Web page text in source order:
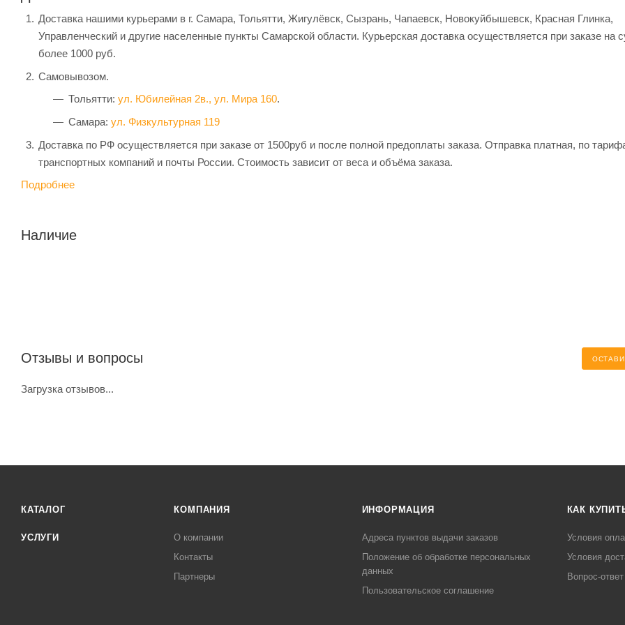
Доставка нашими курьерами в г. Самара, Тольятти, Жигулёвск, Сызрань, Чапаевск, Новокуйбышевск, Красная Глинка,
Управленческий и другие населенные пункты Самарской области. Курьерская доставка осуществляется при заказе на
более 1000 руб.
Самовывозом.
Тольятти: ул. Юбилейная 2в., ул. Мира 160.
Самара: ул. Физкультурная 119
Доставка по РФ осуществляется при заказе от 1500руб и после полной предоплаты заказа. Отправка платная, по
транспортных компаний и почты России. Стоимость зависит от веса и объёма заказа.
Подробнее
Наличие
Отзывы и вопросы
Загрузка отзывов...
КАТАЛОГ
УСЛУГИ
КОМПАНИЯ
О компании
Контакты
Партнеры
ИНФОРМАЦИЯ
Адреса пунктов выдачи заказов
Положение об обработке персональных
данных
Пользовательское соглашение
КАК
Условия
Условия
Вопрос-ответ